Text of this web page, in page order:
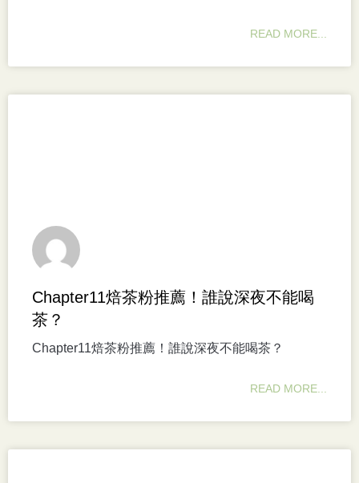
READ MORE...
Chapter11焙茶粉推薦！誰說深夜不能喝
茶？
Chapter11焙茶粉推薦！誰說深夜不能喝茶？
READ MORE...